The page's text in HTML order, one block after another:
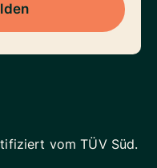
vom TÜV Süd.